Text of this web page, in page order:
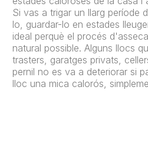
Si vas a trigar un llarg període
lo, guardar-lo en estades
ideal perquè el procés
natural possible. Alguns llocs
trasters, garatges privats,
pernil no es va a deteriorar si
lloc una mica calorós,